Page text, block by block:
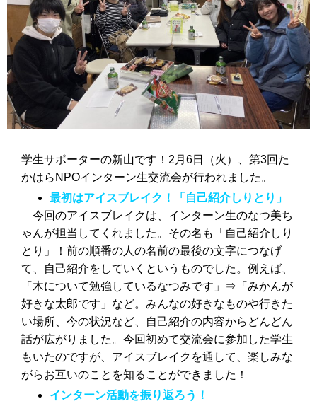
学生サポーターの新山です！2月6日（火）、第3回た
かはらNPOインターン生交流会が行われました。
最初はアイスブレイク！「自己紹介しりとり」
今回のアイスブレイクは、インターン生のなつ美ち
ゃんが担当してくれました。その名も「自己紹介しり
とり」！前の順番の人の名前の最後の文字につなげ
て、自己紹介をしていくというものでした。例えば、
「木について勉強しているなつみです」⇒「みかんが
好きな太郎です」など。みんなの好きなものや行きた
い場所、今の状況など、自己紹介の内容からどんどん
話が広がりました。今回初めて交流会に参加した学生
もいたのですが、アイスブレイクを通して、楽しみな
がらお互いのことを知ることができました！
インターン活動を振り返ろう ！